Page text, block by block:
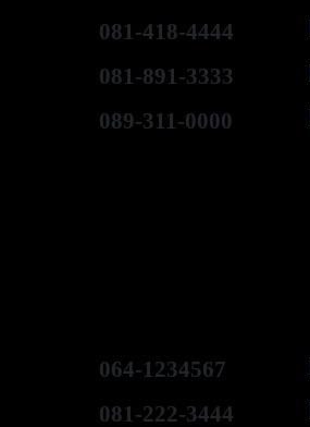
081-418-4444
081-891-3333
089-311-0000
064-1234567
081-222-3444